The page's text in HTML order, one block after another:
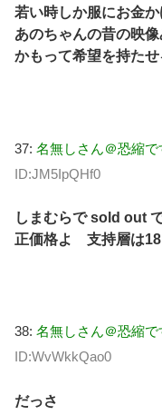
若い時しか服にお金
あのちゃんの昔の映
かもって希望を持た
37: 名無しさん＠恐縮で
ID:JM5IpQHf0
しまむらで sold out
正価格よ 支持層は18
38: 名無しさん＠恐縮で
ID:WvWkkQao0
だっさ